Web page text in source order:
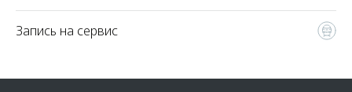
Запись на сервис